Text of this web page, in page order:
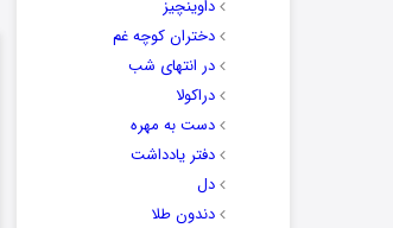
داوینچیز
دختران کوچه غم
در انتهای شب
دراکولا
دست به مهره
دفتر یادداشت
دل
دندون طلا